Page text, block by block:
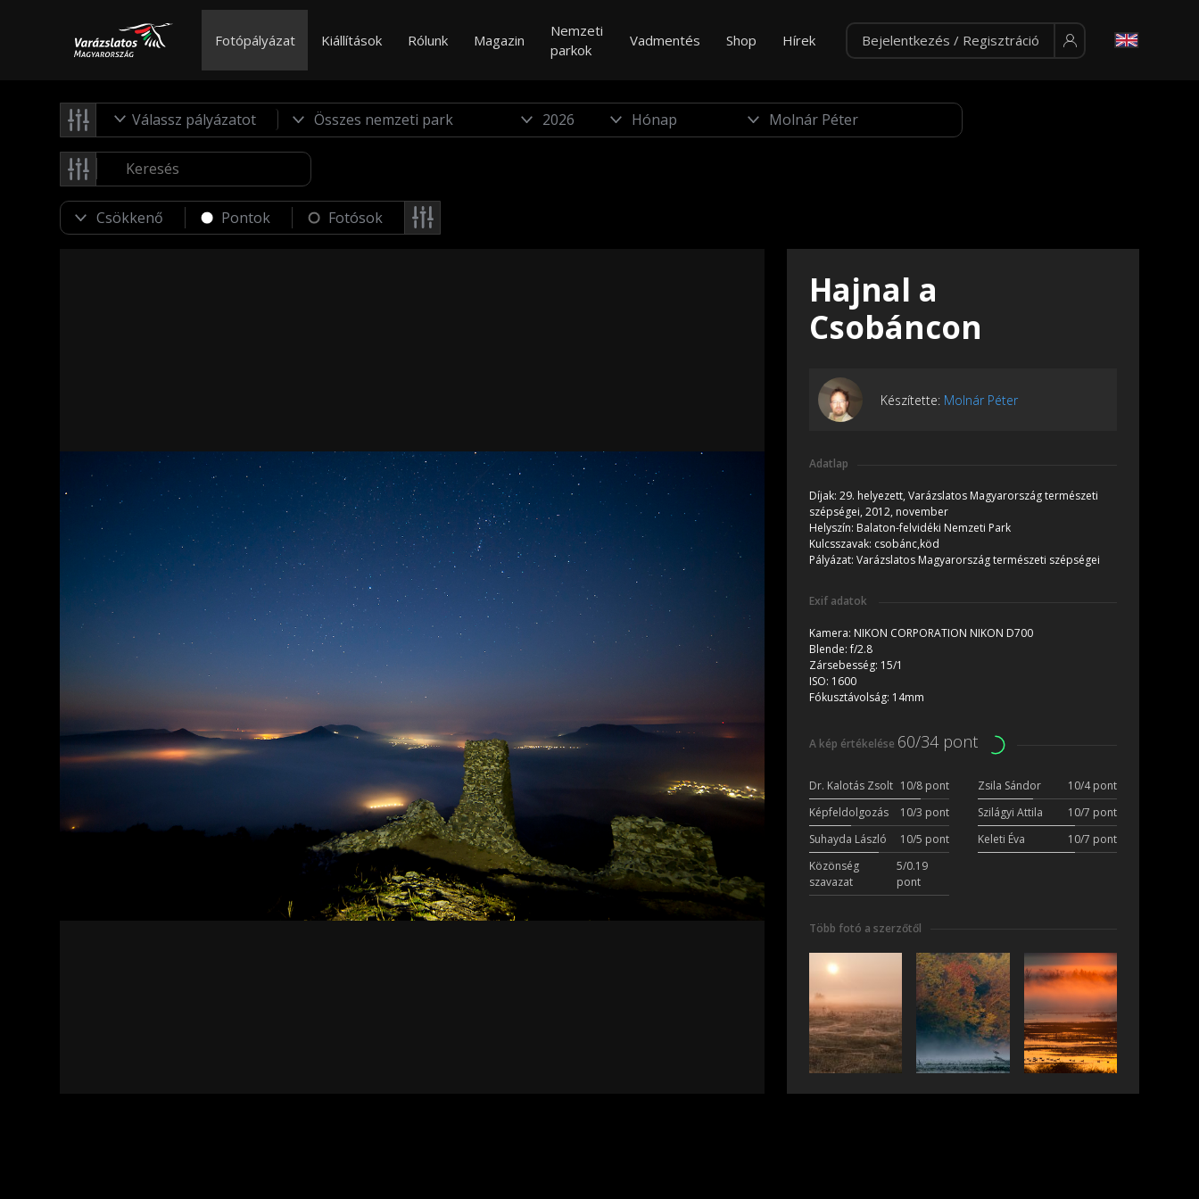
Fotópályázat Kiállítások Rólunk Magazin
Nemzeti
parkok
Vadmentés Shop Hírek Bejelentkezés / Regisztráció
Válassz pályázatot
Pontok Fotósok
Hajnal a
Csobáncon
Készítette: Molnár Péter
Adatlap
Díjak: 29. helyezett, Varázslatos Magyarország természeti
szépségei, 2012, november
Helyszín: Balaton-felvidéki Nemzeti Park
Kulcsszavak: csobánc,köd
Pályázat: Varázslatos Magyarország természeti szépségei
Exif adatok
Kamera: NIKON CORPORATION NIKON D700
Blende:f/2.8
Zársebesség: 15/1
ISO: 1600
Fókusztávolság: 14mm
A kép értékelése 60/34 pont
Dr. Kalotás Zsolt 10/8 pont Zsila Sándor
10/4 pont
Képfeldolgozás
10/3 pont Szilágyi Attila
10/7 pont
Suhayda László
10/5 pont Keleti Éva
10/7 pont
Közönség
szavazat
5/0.19
pont
Több fotó a szerzőtől